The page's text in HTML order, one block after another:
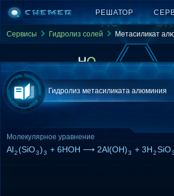
РЕШАТОР
Сервисы Гидролиз солей Метасиликат
Гидролиз метасиликата алюминия
Молекулярное уравнение
Al2 (SiO3)3 + 6HOH ⟶ 2Al(OH)3 + 3H2SiO3